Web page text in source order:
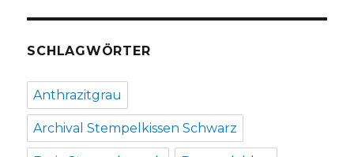
SCHLAGWÖRTER
Anthrazitgrau
Archival Stempelkissen Schwarz